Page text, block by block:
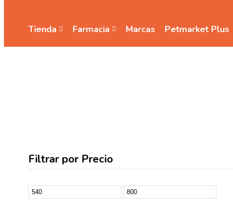
Tienda Farmacia Marcas Petmarket Plus
Filtrar por Precio